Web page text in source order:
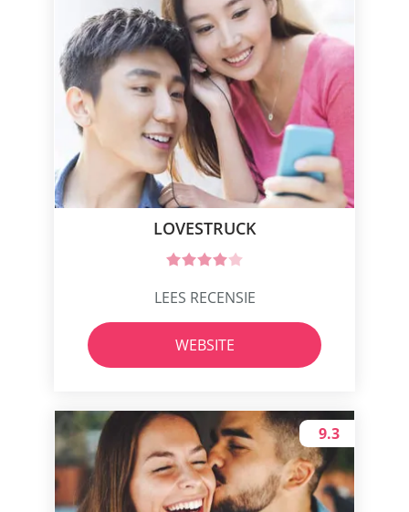
LOVESTRUCK
LEES RECENSIE
WEBSITE
9.3